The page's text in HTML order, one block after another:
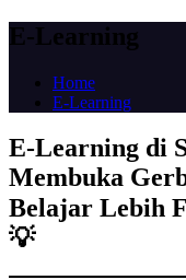
E-Learning
Home
E-Learning
E-Learning di
Membuka
Belajar Lebih
💡